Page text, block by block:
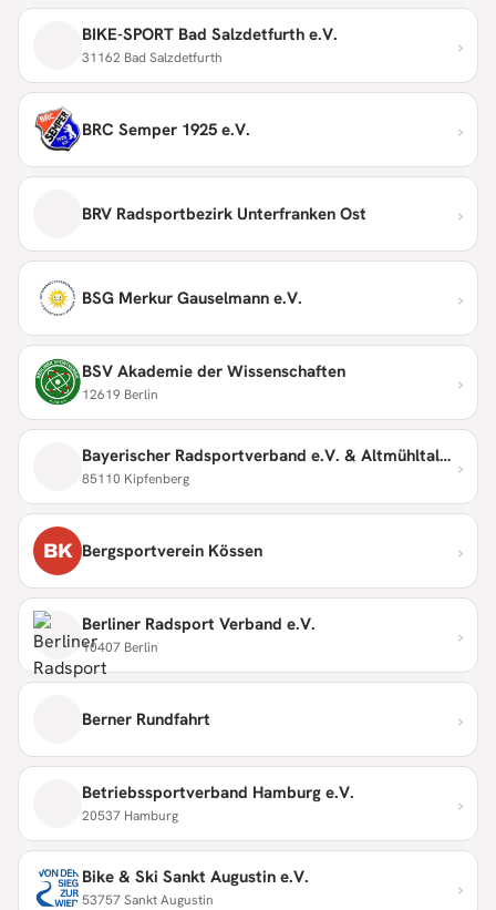
BIKE-SPORT Bad Salzdetfurth e.V.
31162 Bad Salzdetfurth ›
BRC Semper 1925 e.V. ›
BRV Radsportbezirk Unterfranken Ost ›
BSG Merkur Gauselmann e.V. ›
BSV Akademie der Wissenschaften
12619 Berlin ›
Bayerischer Radsportverband e.V. & Altmühltaler Radmarathon
85110 Kipfenberg ›
BK Bergsportverein Kössen ›
Berliner Radsport Verband e.V.
10407 Berlin ›
Berner Rundfahrt ›
Betriebssportverband Hamburg e.V.
20537 Hamburg ›
Bike & Ski Sankt Augustin e.V.
53757 Sankt Augustin ›